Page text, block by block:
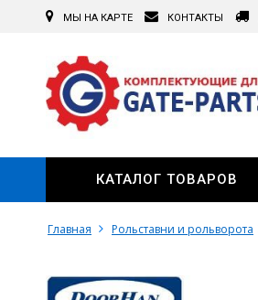
МЫ НА КАРТЕ КОНТАКТЫ
КАТАЛОГ ТОВАРОВ
Главная Рольставни и рольворота